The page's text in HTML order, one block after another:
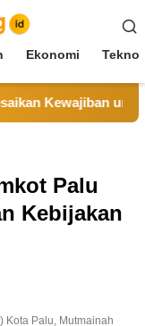
Ekonomi
Kewajiban untuk
Palu
Kebijakan
Kota Palu, Mutmainah